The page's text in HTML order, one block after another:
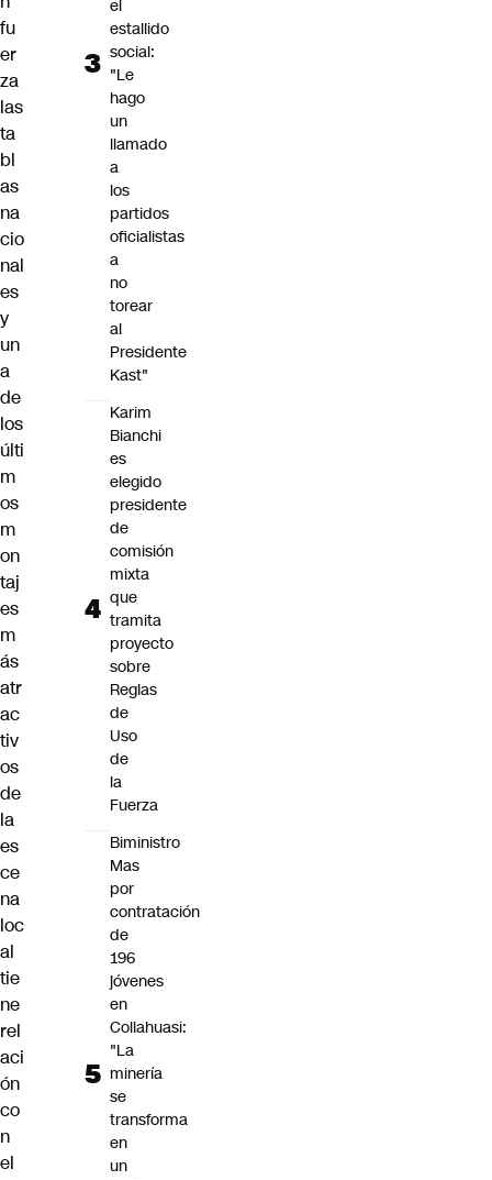
fu
er
za
las
ta
bl
as
na
cio
nal
es
y
un
a
de
los
últi
m
os
m
on
taj
es
m
ás
atr
ac
tiv
os
de
la
es
ce
na
loc
al
tie
ne
rel
aci
ón
co
n
el
el
estallido
social:
"Le
hago
un
llamado
a
los
partidos
oficialistas
a
no
torear
al
Presidente
Kast"
Karim
Bianchi
es
elegido
presidente
de
comisión
mixta
que
tramita
proyecto
sobre
Reglas
de
Uso
de
la
Fuerza
Biministro
Mas
por
contratación
de
196
jóvenes
en
Collahuasi:
"La
minería
se
transforma
en
un